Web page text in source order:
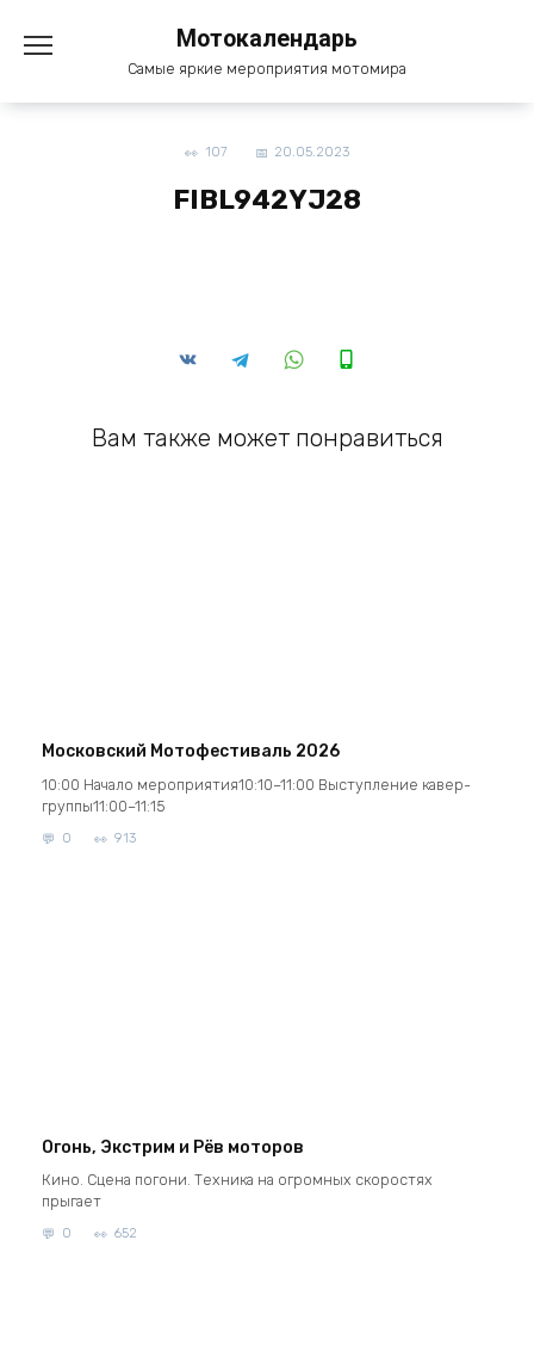
содержанию
Мотокалендарь
Самые яркие мероприятия мотомира
107 20.05.2023
FIBL942YJ28
Вам также может понравиться
Московский Мотофестиваль 2026
10:00 Начало мероприятия10:10–11:00 Выступление кавер-
группы11:00–11:15
0 913
Огонь, Экстрим и Рёв моторов
Кино. Сцена погони. Техника на огромных скоростях
прыгает
0 652